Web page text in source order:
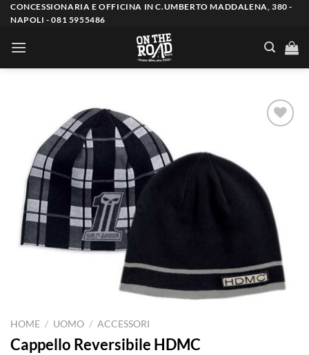
Salta
contenuti
CONCESSIONARIA E OFFICINA IN C.UMBERTO MADDALENA, 380 -
NAPOLI - 081 5955486
desideri
HOME / UOMO / ACCESSORI
Cappello Reversibile HDMC